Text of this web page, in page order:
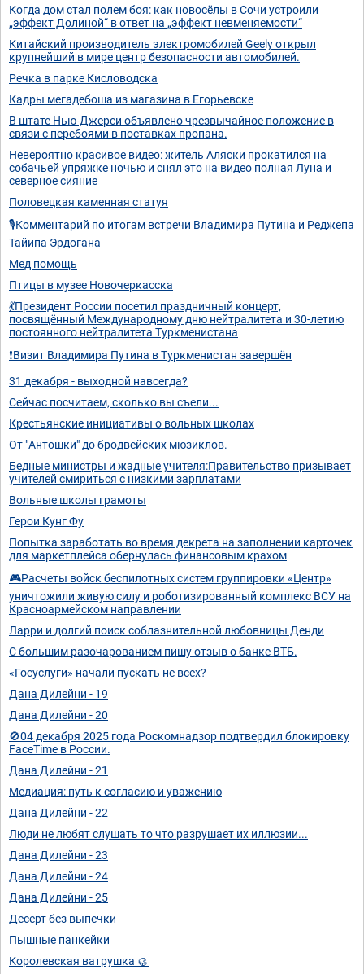
Когда дом стал полем боя: как новосёлы в Сочи устроили
„эффект Долиной“ в ответ на „эффект невменяемости“
Китайский производитель электромобилей Geely открыл
крупнейший в мире центр безопасности автомобилей.
Речка в парке Кисловодска
Кадры мегадебоша из магазина в Егорьевске
В штате Нью-Джерси объявлено чрезвычайное положение в
связи с перебоями в поставках пропана.
Невероятно красивое видео: житель Аляски прокатился на
собачьей упряжке ночью и снял это на видео полная Луна и
северное сияние
Половецкая каменная статуя
🎙Комментарий по итогам встречи Владимира Путина и Реджепа
Тайипа Эрдогана
Мед помощь
Птицы в музее Новочеркасска
💃Президент России посетил праздничный концерт,
посвящённый Международному дню нейтралитета и 30-летию
постоянного нейтралитета Туркменистана
❗Визит Владимира Путина в Туркменистан завершён
31 декабря - выходной навсегда?
Сейчас посчитаем, сколько вы съели...
Крестьянские инициативы о вольных школах
От "Антошки" до бродвейских мюзиклов.
Бедные министры и жадные учителя:Правительство призывает
учителей смириться с низкими зарплатами
Вольные школы грамоты
Герои Кунг Фу
Попытка заработать во время декрета на заполнении карточек
для маркетплейса обернулась финансовым крахом
🎮Расчеты войск беспилотных систем группировки «Центр»
уничтожили живую силу и роботизированный комплекс ВСУ на
Красноармейском направлении
Ларри и долгий поиск соблазнительной любовницы Денди
С большим разочарованием пишу отзыв о банке ВТБ.
«Госуслуги» начали пускать не всех?
Дана Дилейни - 19
Дана Дилейни - 20
🚫04 декабря 2025 года Роскомнадзор подтвердил блокировку
FaceTime в России.
Дана Дилейни - 21
Медиация: путь к согласию и уважению
Дана Дилейни - 22
Люди не любят слушать то что разрушает их иллюзии...
Дана Дилейни - 23
Дана Дилейни - 24
Дана Дилейни - 25
Десерт без выпечки
Пышные панкейки
Королевская ватрушка 🥮